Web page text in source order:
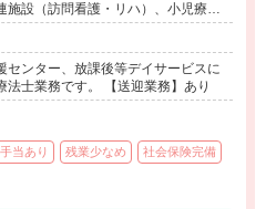
施設（訪問看護・リハ）、小児療育
課後等デイサービス）
センター、放課後等デイサービスに
法士業務です。 【送迎業務】あり
当あり 残業少なめ 社会保険完備